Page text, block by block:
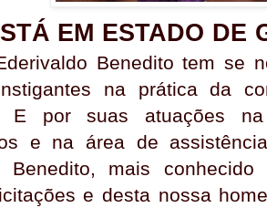
EM ESTADO DE
Benedito tem se
na prática da
E por suas atuações na
e na área de
Benedito, mais
e desta nossa